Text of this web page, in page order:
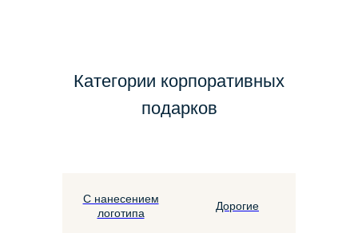
Категории корпоративных
подарков
С нанесением
логотипа
Дорогие